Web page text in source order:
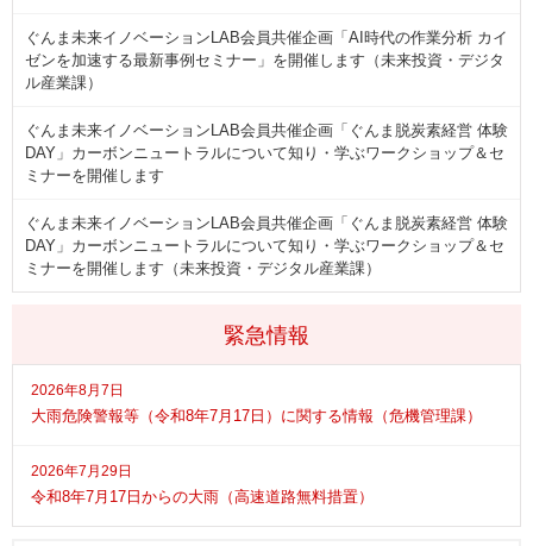
緊急情報
2026年8月7日
大雨危険警報等（令和8年7月17日）に関する情報（危機管理課）
2026年7月29日
令和8年7月17日からの大雨（高速道路無料措置）
ぐんま未来イノベーションLAB会員共催企画「AI時代の作業分析 カイ
ゼンを加速する最新事例セミナー」を開催します（未来投資・デジタ
ル産業課）
ぐんま未来イノベーションLAB会員共催企画「ぐんま脱炭素経営 体験
DAY」カーボンニュートラルについて知り・学ぶワークショップ＆セ
ミナーを開催します
ぐんま未来イノベーションLAB会員共催企画「ぐんま脱炭素経営 体験
DAY」カーボンニュートラルについて知り・学ぶワークショップ＆セ
ミナーを開催します（未来投資・デジタル産業課）